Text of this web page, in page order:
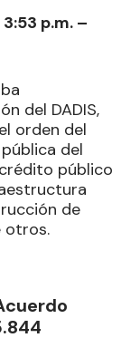
p.m. –
del DADIS,
orden del
del
público
de
otros.